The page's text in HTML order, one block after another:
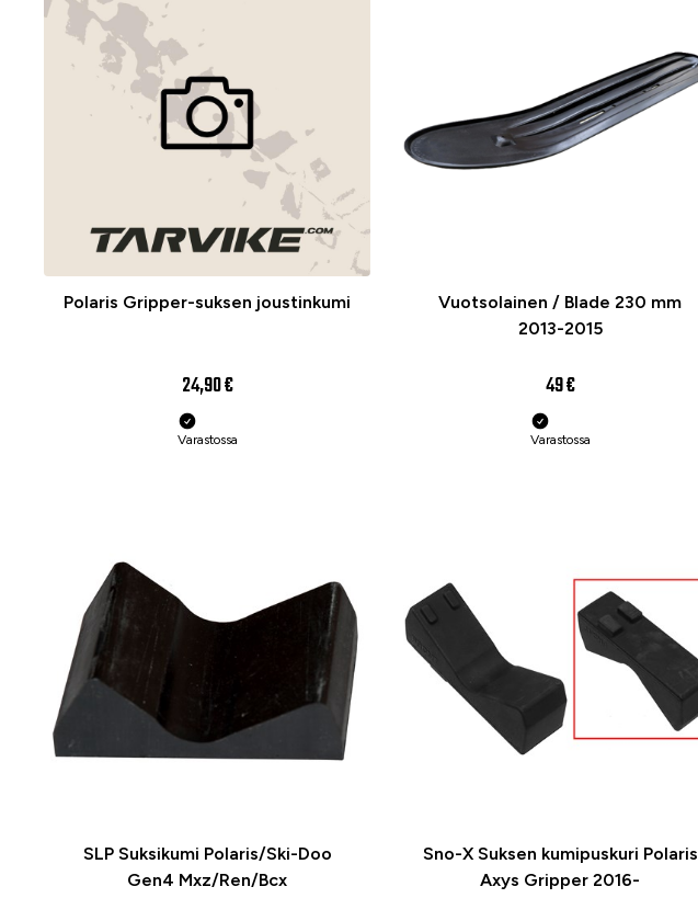
Polaris Gripper-suksen joustinkumi
24,90 €
Varastossa
Vuotsolainen / Blade 230 mm
2013-2015
49 €
Varastossa
SLP Suksikumi Polaris/Ski-Doo
Gen4 Mxz/Ren/Bcx
Sno-X Suksen kumipuskuri Polaris
Axys Gripper 2016-